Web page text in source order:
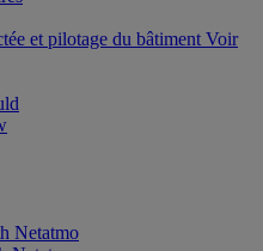
et pilotage du bâtiment Voir
Netatmo